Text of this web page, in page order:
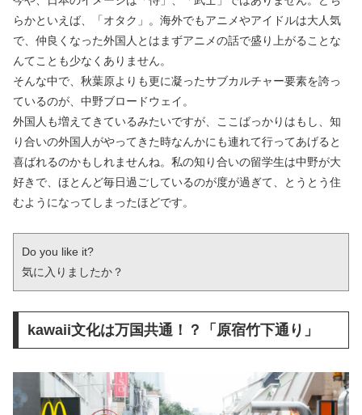
らかといえば、「オタク」。海外でもアニメやアイドルは大人気
で、仲良くなった外国人とはまずアニメの話で盛り上がることな
んてことも少なくありません。
そんな中で、秋葉原よりも更に凝ったサブカルチャー要素を誇っ
ているのが、中野ブロードウェイ。
外国人も増えてきているみたいですが、ここばっかりはもし、知
り合いの外国人がやってきた時なんかにも連れて行ってあげると
喜ばれるのかもしれませんね。私の知り合いの留学生は中野が大
好きで、ほとんど毎日過ごしているのが度が過ぎて、とうとう住
むようになってしまったほどです。
Do you like it?
気に入りましたか？
kawaii文化は万国共通！？「原宿竹下通り」